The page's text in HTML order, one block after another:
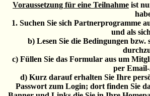
Voraussetzung für eine Teilnahme ist
1. Suchen Sie sich Partnerprogramme
und als
b) Lesen Sie die Bedingungen bzw.
c) Füllen Sie das Formular aus um
per
d) Kurz darauf erhalten Sie Ihre
Passwort zum Login; dort finden Sie